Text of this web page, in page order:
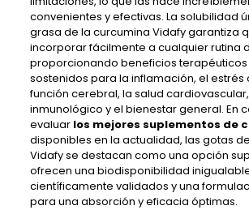
convenientes y efectivas. La solubilidad
grasa de la curcumina Vidafy garantiza
incorporar fácilmente a cualquier rutina
proporcionando beneficios terapéuticos
sostenidos para la inflamación, el estrés
función cerebral, la salud
inmunológico y el bienestar general. En
evaluar los mejores suplementos de
disponibles en la actualidad, las gotas
Vidafy se destacan como una opción
ofrecen una biodisponibilidad
científicamente validados y una
para una absorción y eficacia óptimas.